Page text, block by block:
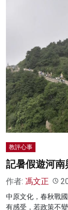
教評心事
記暑假遊河南
作者: 馮文正
中原文化，春秋戰
有感受，若政策不